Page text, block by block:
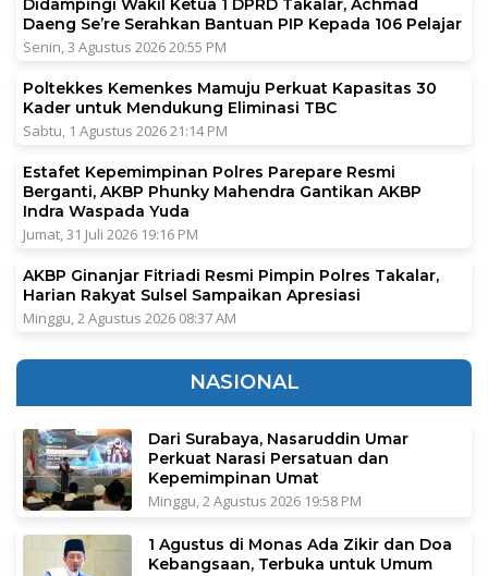
Didampingi Wakil Ketua 1 DPRD Takalar, Achmad
Daeng Se’re Serahkan Bantuan PIP Kepada 106 Pelajar
Senin, 3 Agustus 2026 20:55 PM
Poltekkes Kemenkes Mamuju Perkuat Kapasitas 30
Kader untuk Mendukung Eliminasi TBC
Sabtu, 1 Agustus 2026 21:14 PM
Estafet Kepemimpinan Polres Parepare Resmi
Berganti, AKBP Phunky Mahendra Gantikan AKBP
Indra Waspada Yuda
Jumat, 31 Juli 2026 19:16 PM
AKBP Ginanjar Fitriadi Resmi Pimpin Polres Takalar,
Harian Rakyat Sulsel Sampaikan Apresiasi
Minggu, 2 Agustus 2026 08:37 AM
NASIONAL
Dari Surabaya, Nasaruddin Umar
Perkuat Narasi Persatuan dan
Kepemimpinan Umat
Minggu, 2 Agustus 2026 19:58 PM
1 Agustus di Monas Ada Zikir dan Doa
Kebangsaan, Terbuka untuk Umum